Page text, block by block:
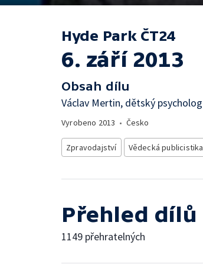
Hyde Park ČT24
6. září 2013
Obsah dílu
Václav Mertin, dětský psycholog
Vyrobeno 2013 • Česko
Zpravodajství Vědecká publicistika
Přehled dílů
1149 přehratelných